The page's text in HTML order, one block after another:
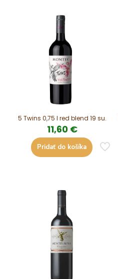
5 Twins 0,75 l red blend 19 su.
11,60 €
Pridať do košíka